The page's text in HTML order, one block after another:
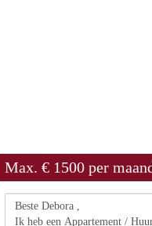
van een huur appartement?
in Amsterdam?
Max. € 1500 per